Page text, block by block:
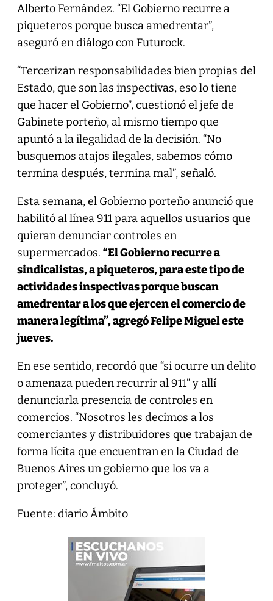
Alberto Fernández. “El Gobierno recurre a
piqueteros porque busca amedrentar”,
aseguró en diálogo con Futurock.
“Tercerizan responsabilidades bien propias del
Estado, que son las inspectivas, eso lo tiene
que hacer el Gobierno”, cuestionó el jefe de
Gabinete porteño, al mismo tiempo que
apuntó a la ilegalidad de la decisión. “No
busquemos atajos ilegales, sabemos cómo
termina después, termina mal”, señaló.
Esta semana, el Gobierno porteño anunció que
habilitó al línea 911 para aquellos usuarios que
quieran denunciar controles en
supermercados. “El Gobierno recurre a
sindicalistas, a piqueteros, para este tipo de
actividades inspectivas porque buscan
amedrentar a los que ejercen el comercio de
manera legítima”, agregó Felipe Miguel este
jueves.
En ese sentido, recordó que “si ocurre un delito
o amenaza pueden recurrir al 911” y allí
denunciarla presencia de controles en
comercios. “Nosotros les decimos a los
comerciantes y distribuidores que trabajan de
forma lícita que encuentran en la Ciudad de
Buenos Aires un gobierno que los va a
proteger”, concluyó.
Fuente: diario Ámbito